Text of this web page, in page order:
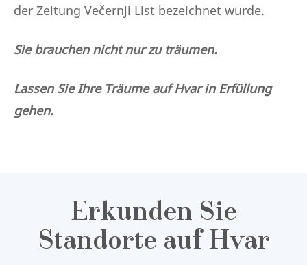
der Zeitung Večernji List bezeichnet wurde.
Sie brauchen nicht nur zu träumen.
Lassen Sie Ihre Träume auf Hvar in Erfüllung
gehen.
Erkunden Sie
Standorte auf Hvar